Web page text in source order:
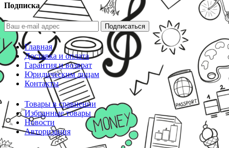
Подписка
Подписаться
Главная
Доставка и оплата
Гарантия и возврат
Юридическим лицам
Контакты
Товары в сравнении
Избранные товары
Новости
Авторизация